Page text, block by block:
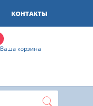
КОНТАКТЫ
Ваша корзина